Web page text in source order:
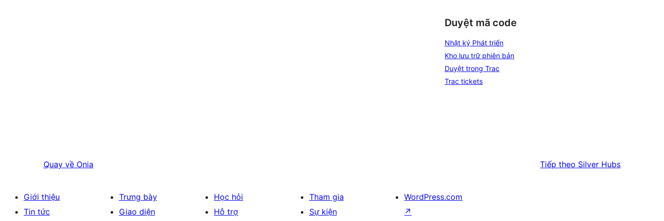
Duyệt mã code
Nhật ký Phát triển
Kho lưu trữ phiên bản
Duyệt trong Trac
Trac tickets
Quay về Onia Tiếp theo Silver Hubs
Giới thiệu
Tin tức
Trưng bày
Giao diện
Học hỏi
Hỗ trợ
Tham gia
Sự kiện
WordPress.com
↗